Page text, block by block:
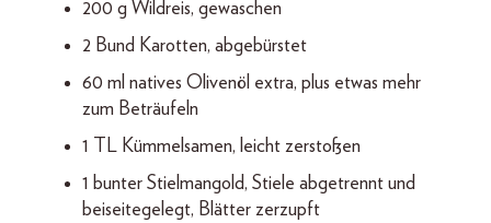
200 g Wildreis, gewaschen
2 Bund Karotten, abgebürstet
60 ml natives Olivenöl extra, plus etwas mehr
zum Beträufeln
1 TL Kümmelsamen, leicht zerstoßen
1 bunter Stielmangold, Stiele abgetrennt und
beiseitegelegt, Blätter zerzupft